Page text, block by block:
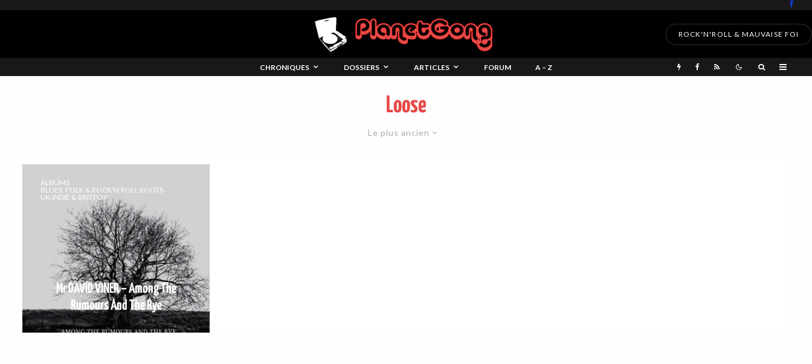
ROCK'N'ROLL & MAUVAISE FOI
CHRONIQUES DOSSIERS ARTICLES FORUM A – Z
Loose
Le plus ancien
ALBUMS
BLUES, FOLK & ROCK'N'ROLL ROOTS
UK INDIE & BRITPOP
Mr DAVID VINER – Among The
Rumours And The Rye